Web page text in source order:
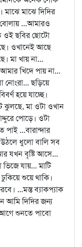
মাঝে দিদির
বোলায় ...আমারও
ওই ছবির ছোটো
ওখানেই আছে
মা খায় না...
খিদে পায় না...
নোংরা... ছড়িয়ে
হয়ে যাচ্ছে।
ঝুলছে, মা ওটা ওখান
পোড়ে। ওটা
...বারান্দার
ধুলো বালি সব
যখন বৃষ্টি আসে...
যায়... মাটি
শুয়ে থাকি।
...মস্ত ব্যাকপ্যাক
আমি দিদির জন্য
শুনতে পাবো